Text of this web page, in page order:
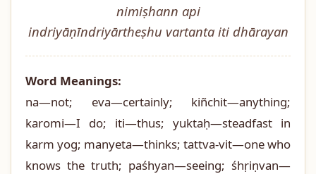
nimiṣhann api
indriyāṇīndriyārtheṣhu vartanta iti dhārayan
Word Meanings:
na—not; eva—certainly; kiñchit—anything;
karomi—I do; iti—thus; yuktaḥ—steadfast in
karm yog; manyeta—thinks; tattva-vit—one who
knows the truth; paśhyan—seeing; śhṛiṇvan—